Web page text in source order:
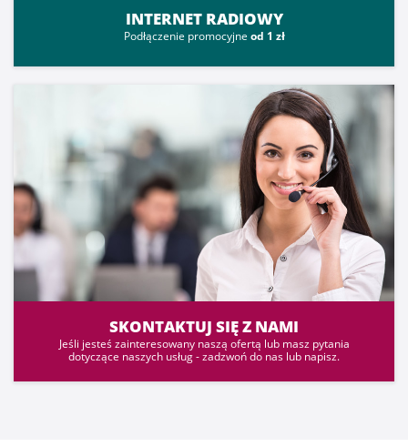
INTERNET RADIOWY
Podłączenie promocyjne od 1 zł
SKONTAKTUJ SIĘ Z NAMI
Jeśli jesteś zainteresowany naszą ofertą lub masz pytania
dotyczące naszych usług - zadzwoń do nas lub napisz.